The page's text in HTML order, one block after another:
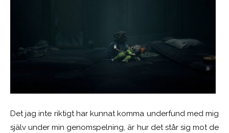
Det jag inte riktigt har kunnat komma underfund med mig
själv under min genomspelning, är hur det står sig mot de